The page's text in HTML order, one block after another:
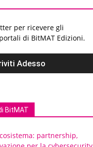
per ricevere gli
di BitMAT Edizioni.
BitMAT
partnership,